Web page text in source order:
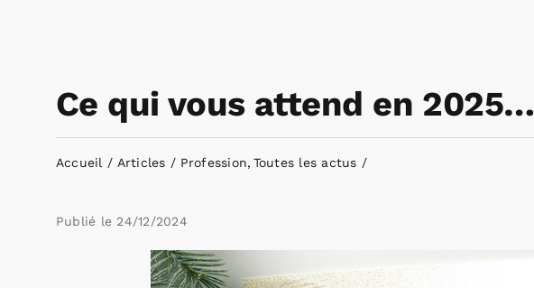
Ce qui vous attend en 2025…
Accueil Articles Profession Toutes les actus
Publié le 24/12/2024